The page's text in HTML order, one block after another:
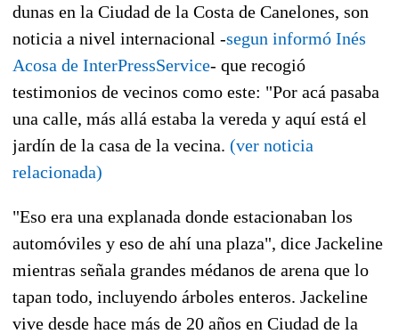
dunas en la Ciudad de la Costa de Canelones, son
noticia a nivel internacional -segun informó Inés
Acosa de InterPressService- que recogió
testimonios de vecinos como este: "Por acá pasaba
una calle, más allá estaba la vereda y aquí está el
jardín de la casa de la vecina. (ver noticia
relacionada)
"Eso era una explanada donde estacionaban los
automóviles y eso de ahí una plaza", dice Jackeline
mientras señala grandes médanos de arena que lo
tapan todo, incluyendo árboles enteros. Jackeline
vive desde hace más de 20 años en Ciudad de la